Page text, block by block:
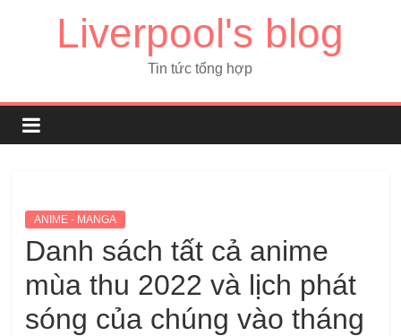
Liverpool's blog
Tin tức tổng hợp
ANIME - MANGA
Danh sách tất cả anime
mùa thu 2022 và lịch phát
sóng của chúng vào tháng